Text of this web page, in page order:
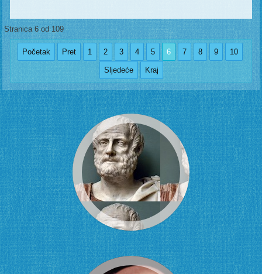
Stranica 6 od 109
Početak Pret 1 2 3 4 5 6 7 8 9 10
Sljedeće Kraj